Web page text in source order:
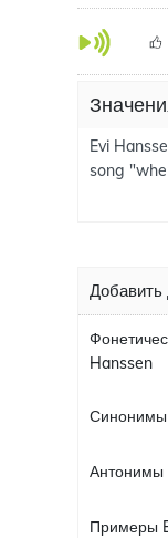
Evi
song
Hanssen
Синонимы
Антонимы
Примеры